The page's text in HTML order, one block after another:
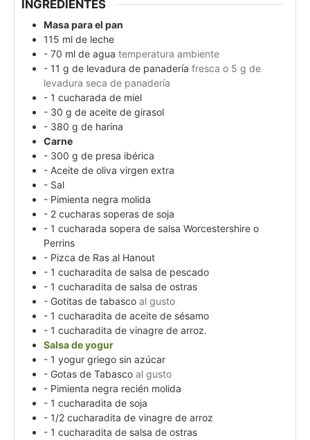
INGREDIENTES
Masa para el pan
115 ml de leche
- 70 ml de agua temperatura ambiente
- 11 g de levadura de panadería fresca o 5 g de
levadura seca de panadería
- 1 cucharada de miel
- 30 g de aceite de girasol
- 380 g de harina
Carne
- 300 g de presa ibérica
- Aceite de oliva virgen extra
- Sal
- Pimienta negra molida
- 2 cucharas soperas de soja
- 1 cucharada sopera de salsa Worcestershire o
Perrins
- Pizca de Ras al Hanout
- 1 cucharadita de salsa de pescado
- 1 cucharadita de salsa de ostras
- Gotitas de tabasco al gusto
- 1 cucharadita de aceite de sésamo
- 1 cucharadita de vinagre de arroz.
Salsa de yogur
- 1 yogur griego sin azúcar
- Gotas de Tabasco al gusto
- Pimienta negra recién molida
- 1 cucharadita de soja
- 1/2 cucharadita de vinagre de arroz
- 1 cucharadita de salsa de ostras